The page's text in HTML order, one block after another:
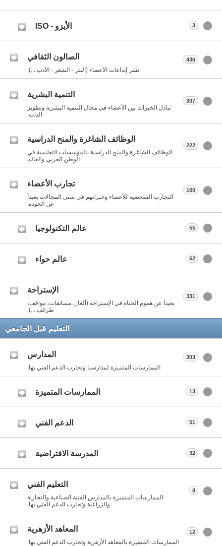
الأيزو - ISO 3
الصالون الثقافي
نشر إبداعات الأعضاء (النثر - الشعر - الأدب ...).
436
التنمية البشرية
تبادل الخبرات بين الأعضاء في مجال التنمية البشرية وتطوير
الذات.
307
الوظائف الشاغرة والمنح الدراسية
الوظائف الشاغرة والمنح الدراسية بالمؤسسات التعليمية في
الوطن العربي والعالم
222
تجارب الأعضاء
التجارب الشخصية للأعضاء وخبراتهم في شتى المجالات بعيداً
عن الجودة.
160
عالم التكنولوجيا 55
عالم حواء 62
الإستراحة
بعيداً عن هموم الحياه في الإستراحة (ألغاز، مسابقات، مواقف،
طرائف ...).
331
التعليم قبل الجامعي
المدارس
الممارسات المتميزة لمدارسنا وتجارب الدعم الفني بها.
303
الممارسات المتميزة 13
الدعم الفني 51
المدرسة الافتراضية 32
التعليم الفني
الممارسات المتميزة بالمدارس الفنية الصناعية والتجارية
والزراعية وتجارب الدعم الفني بها.
8
المعاهد الأزهرية
الممارسات المتميزة بالمعاهد الأزهرية وتجارب الدعم الفني بها.
12